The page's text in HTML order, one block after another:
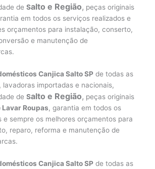
deSalto e Região, peças originais
em todos os serviços realizados e
orçamentos para instalação, conserto,
e manutenção de
Canjica Salto SP de todas as
lavadoras importadas e nacionais,
deSalto e Região, peças originais
Roupas, garantia em todos os
e sempre os melhores orçamentos para
reparo, reforma e manutenção de
Canjica Salto SP de todas as